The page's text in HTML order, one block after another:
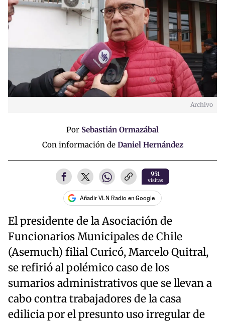
Archivo
Por Sebastián Ormazábal
Con información de Daniel Hernández
951
visitas
Añadir VLN Radio en Google
El presidente de la Asociación de
Funcionarios Municipales de Chile
(Asemuch) filial Curicó, Marcelo Quitral,
se refirió al polémico caso de los
sumarios administrativos que se llevan a
cabo contra trabajadores de la casa
edilicia por el presunto uso irregular de